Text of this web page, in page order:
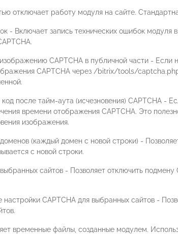
отключает работу модуля на сайте.
- Включает запись технических ошибок
CAPTCHA в публичной части - Если
CAPTCHA через /bitrix/tools/
после тайм-аута (исчезновения) CAPTCHA -
времени отображения CAPTCHA. Это
изображения.
(каждый домен с новой строки) -
с новой строки.
сайтов - Позволяет отключить
настройки CAPTCHA для выбранных сайтов -
временные файлы, созданные модулем.